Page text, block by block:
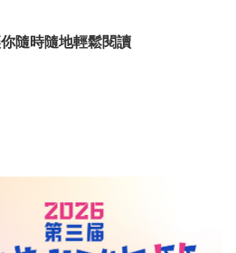
隨時隨地輕鬆閱讀